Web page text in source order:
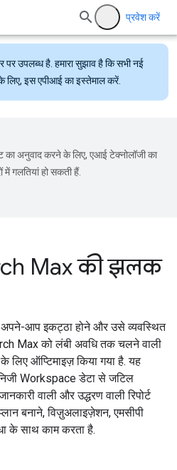
प्रवेश करें
पर उपलब्ध है. हमारा सुझाव है कि सभी नई
इस एपीआई का इस्तेमाल करें.
का अनुवाद करने के लिए, एआई टेक्नोलॉजी का
गलतियां हो सकती हैं.
Max की झलक
अपने-आप इकट्ठा होने और उसे व्यवस्थित
Max को लंबी अवधि तक चलने वाली
लिए ऑप्टिमाइज़ किया गया है. यह
Workspace डेटा से जटिल
वाली और उद्धरण वाली रिपोर्ट
बनाने, विज़ुअलाइज़ेशन, एमसीपी
के साथ काम करता है.